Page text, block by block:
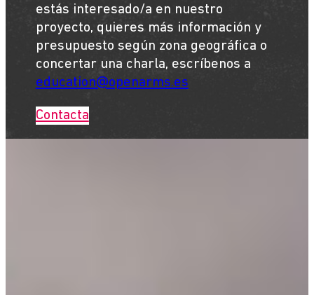
estás interesado/a en nuestro
proyecto, quieres más información y
presupuesto según zona geográfica o
concertar una charla, escríbenos a
education@openarms.es
Contacta